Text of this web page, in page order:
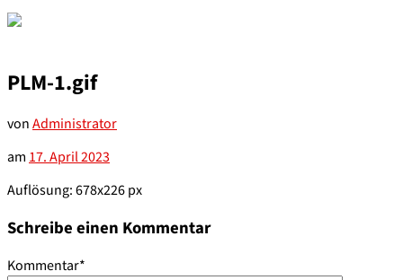
PLM-1.gif
vonAdministrator
am17. April 2023
Auflösung: 678x226 px
Schreibe einen Kommentar
Kommentar*